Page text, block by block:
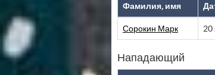
Фамилия, имя
Сорокин Марк 20
Нападающий